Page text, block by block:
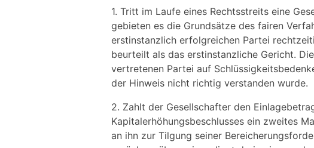
1. Tritt im Laufe eines Rechtsstreits eine
gebieten es die Grundsätze des fairen
erstinstanzlich erfolgreichen Partei
beurteilt als das erstinstanzliche Gericht.
vertretenen Partei auf
der Hinweis nicht richtig verstanden wurde.
2. Zahlt der Gesellschafter den
Kapitalerhöhungsbeschlusses ein zweites
an ihn zur Tilgung seiner